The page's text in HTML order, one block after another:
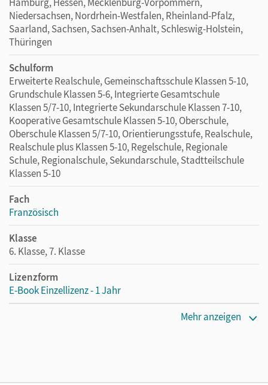
Niedersachsen, Nordrhein-Westfalen, Rheinland-Pfalz,
Saarland, Sachsen, Sachsen-Anhalt, Schleswig-Holstein,
Thüringen
Schulform
Erweiterte Realschule, Gemeinschaftsschule Klassen 5-10,
Grundschule Klassen 5-6, Integrierte Gesamtschule
Klassen 5/7-10, Integrierte Sekundarschule Klassen 7-10,
Kooperative Gesamtschule Klassen 5-10, Oberschule,
Oberschule Klassen 5/7-10, Orientierungsstufe, Realschule,
Realschule plus Klassen 5-10, Regelschule, Regionale
Schule, Regionalschule, Sekundarschule, Stadtteilschule
Klassen 5-10
Fach
Französisch
Klasse
6. Klasse, 7. Klasse
Lizenzform
E-Book Einzellizenz - 1 Jahr
Privatpersonen, die nur mit dem E-Book arbeiten.
Mehr anzeigen